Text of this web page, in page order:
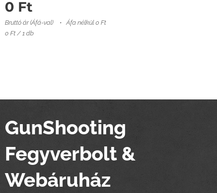
0 Ft
Bruttó ár (Áfá-val)
Áfa nélkül 0 Ft
0 Ft / 1 db
GunShooting
Fegyverbolt &
Webáruház